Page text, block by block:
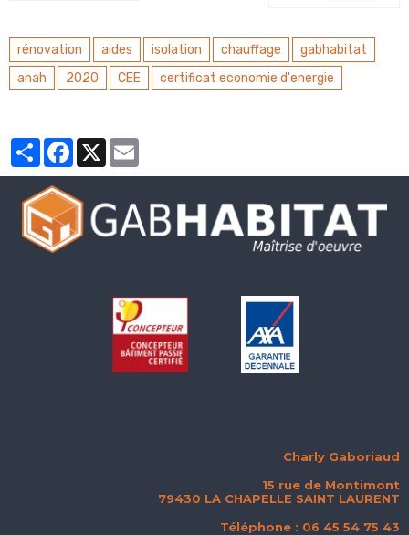
rénovation aides isolation chauffage
gabhabitat
anah
2020 CEE certificat economie d'energie
PartagerFacebook
X
Charly Gaboriaud
15 rue de Montimont
79430 LA CHAPELLE SAINT LAURENT
Téléphone : 06 45 54 75 43